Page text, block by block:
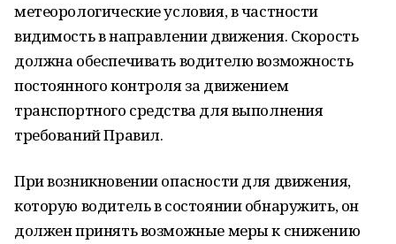
метеорологические условия, в частности
видимость в направлении движения. Скорость
должна обеспечивать водителю возможность
постоянного контроля за движением
транспортного средства для выполнения
требований Правил.
При возникновении опасности для движения,
которую водитель в состоянии обнаружить, он
должен принять возможные меры к снижению